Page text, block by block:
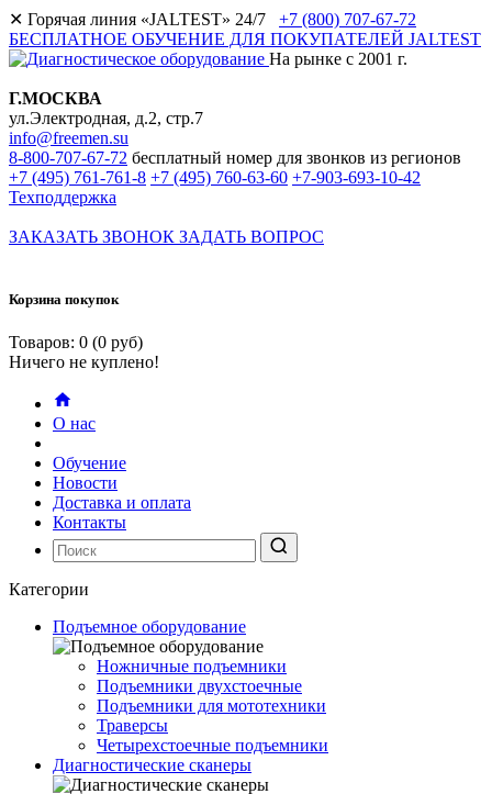
✕ Горячая линия «JALTEST» 24/7 +7 (800) 707-67-72
БЕСПЛАТНОЕ ОБУЧЕНИЕ ДЛЯ ПОКУПАТЕЛЕЙ JALTEST
На рынке с 2001 г.
Г.МОСКВА
ул.Электродная, д.2, стр.7
info@freemen.su
8-800-707-67-72 бесплатный номер для звонков из регионов
+7 (495) 761-761-8 +7 (495) 760-63-60 +7-903-693-10-42
Техподдержка
ЗАКАЗАТЬ ЗВОНОК ЗАДАТЬ ВОПРОС
Корзина покупок
Товаров: 0 (0 руб)
Ничего не куплено!
О нас
Обучение
Новости
Доставка и оплата
Контакты
Категории
Подъемное оборудование
Ножничные подъемники
Подъемники двухстоечные
Подъемники для мототехники
Траверсы
Четырехстоечные подъемники
Диагностические сканеры